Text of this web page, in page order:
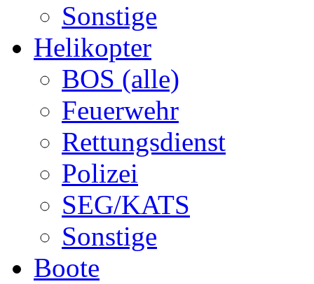
Sonstige
Helikopter
BOS (alle)
Feuerwehr
Rettungsdienst
Polizei
SEG/KATS
Sonstige
Boote